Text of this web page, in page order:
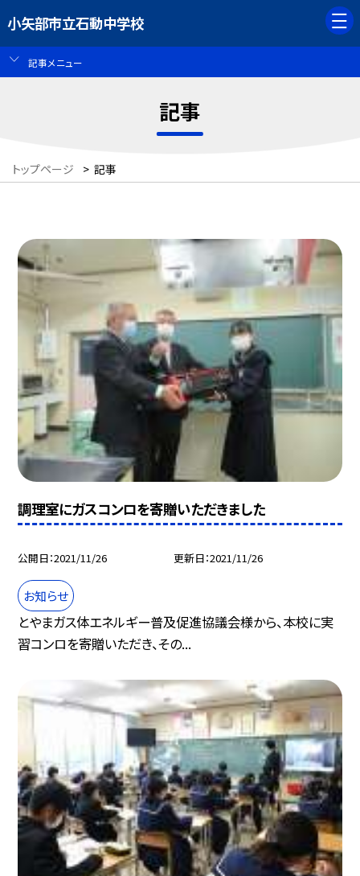
小矢部市立石動中学校
記事メニュー
記事
トップページ > 記事
調理室にガスコンロを寄贈いただきました
公開日 2021/11/26 更新日 2021/11/26
お知らせ
とやまガス体エネルギー普及促進協議会様から、本校に実
習コンロを寄贈いただき、その...